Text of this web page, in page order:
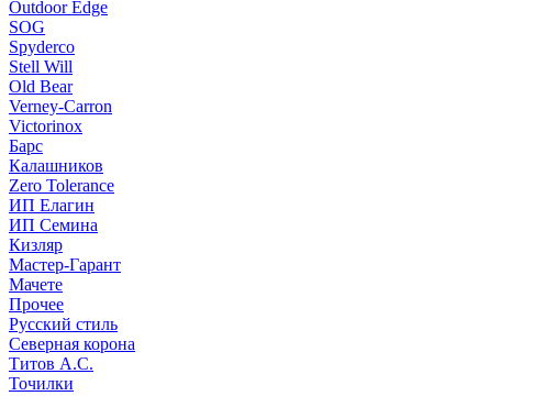
Outdoor Edge
SOG
Spyderco
Stell Will
Old Bear
Verney-Carron
Victorinox
Барс
Калашников
Zero Tolerance
ИП Елагин
ИП Семина
Кизляр
Мастер-Гарант
Мачете
Прочее
Русский стиль
Северная корона
Титов А.С.
Точилки